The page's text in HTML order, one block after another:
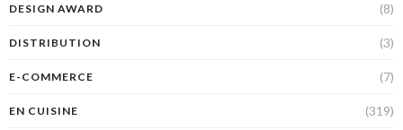
DESIGN AWARD (8)
DISTRIBUTION (3)
E-COMMERCE (7)
EN CUISINE (319)